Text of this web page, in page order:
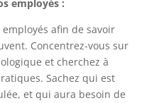
employés :
afin de savoir
Concentrez-vous sur
et cherchez à
Sachez qui est
et qui aura besoin de